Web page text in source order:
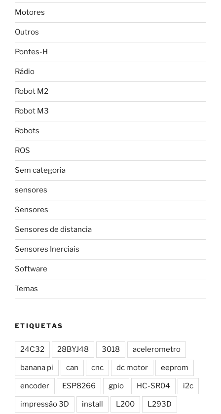
Motores
Outros
Pontes-H
Rádio
Robot M2
Robot M3
Robots
ROS
Sem categoria
sensores
Sensores
Sensores de distancia
Sensores Inerciais
Software
Temas
ETIQUETAS
24C32 28BYJ48 3018 acelerometro
banana pi can cnc dc motor eeprom
encoder ESP8266 gpio HC-SR04 i2c
impressão 3D install L200 L293D